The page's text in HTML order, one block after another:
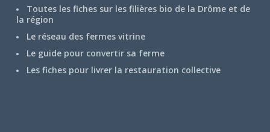
Toutes les fiches sur les filières bio de la Drôme et de
la région
Le réseau des fermes vitrine
Le guide pour convertir sa ferme
Les fiches pour livrer la restauration collective